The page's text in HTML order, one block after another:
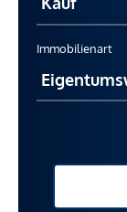
Immobilienart